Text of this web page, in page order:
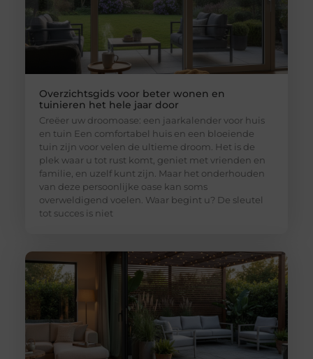
Overzichtsgids voor beter wonen en
tuinieren het hele jaar door
Creëer uw droomoase: een jaarkalender voor huis
en tuin Een comfortabel huis en een bloeiende
tuin zijn voor velen de ultieme droom. Het is de
plek waar u tot rust komt, geniet met vrienden en
familie, en uzelf kunt zijn. Maar het onderhouden
van deze persoonlijke oase kan soms
overweldigend voelen. Waar begint u? De sleutel
tot succes is niet